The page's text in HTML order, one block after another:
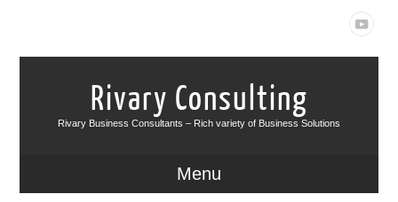
Rivary Consulting
Rivary Business Consultants – Rich variety of Business Solutions
Menu